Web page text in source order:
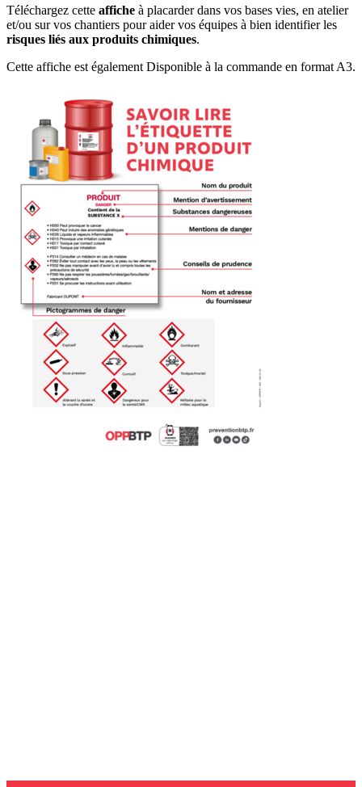
Téléchargez cette affiche à placarder dans vos bases vies, en atelier
et/ou sur vos chantiers pour aider vos équipes à bien identifier les
risques liés aux produits chimiques.
Cette affiche est également Disponible à la commande en format A3.